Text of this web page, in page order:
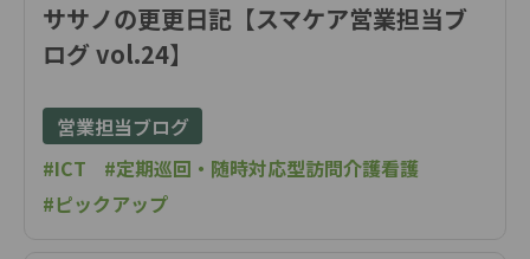
ササノの更更日記【スマケア営業担当ブ
ログ vol.24】
営業担当ブログ
#ICT
#定期巡回・随時対応型訪問介護看護
#ピックアップ